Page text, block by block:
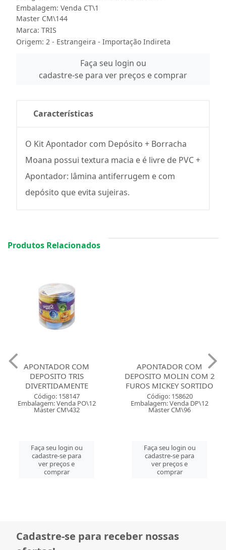
Embalagem: Venda CT\1
Master CM\144
Marca: TRIS
Origem: 2 - Estrangeira - Importação Indireta
Faça seu login ou
cadastre-se para ver preços e comprar
Características
O Kit Apontador com Depósito + Borracha
Moana possui textura macia e é livre de PVC +
Apontador: lâmina antiferrugem e com
depósito que evita sujeiras.
Produtos Relacionados
APONTADOR COM
DEPOSITO TRIS
DIVERTIDAMENTE
Código: 158147
Embalagem: Venda PO\12
Master CM\432
Faça seu login ou
cadastre-se para
ver preços e
comprar
APONTADOR COM
DEPOSITO MOLIN COM 2
FUROS MICKEY SORTIDO
Código: 158620
Embalagem: Venda DP\12
Master CM\96
Faça seu login ou
cadastre-se para
ver preços e
comprar
Cadastre-se para receber nossas